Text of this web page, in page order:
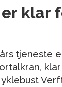
klar
tjeneste